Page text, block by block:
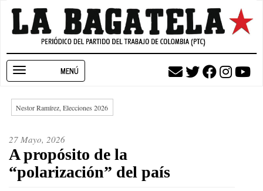
Pasar
contenido
navigation
Nestor Ramírez, Elecciones 2026
27 Mayo, 2026
A propósito de la
“polarización” del país